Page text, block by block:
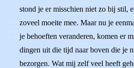
stond je er misschien niet zo bij stil,
zoveel moeite mee. Maar nu je
je behoeften veranderen, komen er
dingen uit die tijd naar boven die je
bezorgen. Wat mij zelf veel heeft